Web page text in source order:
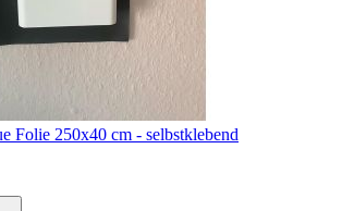
Folie 250x40 cm - selbstklebend